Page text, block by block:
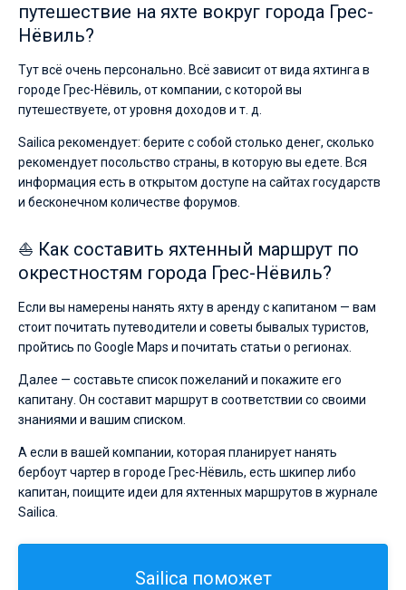
путешествие на яхте вокруг города Грес-
Нёвиль?
Тут всё очень персонально. Всё зависит от вида яхтинга в
городе Грес-Нёвиль, от компании, с которой вы
путешествуете, от уровня доходов и т. д.
Sailica рекомендует: берите с собой столько денег, сколько
рекомендует посольство страны, в которую вы едете. Вся
информация есть в открытом доступе на сайтах государств
и бесконечном количестве форумов.
⛵ Как составить яхтенный маршрут по
окрестностям города Грес-Нёвиль?
Если вы намерены нанять яхту в аренду с капитаном — вам
стоит почитать путеводители и советы бывалых туристов,
пройтись по Google Maps и почитать статьи о регионах.
Далее — составьте список пожеланий и покажите его
капитану. Он составит маршрут в соответствии со своими
знаниями и вашим списком.
А если в вашей компании, которая планирует нанять
бербоут чартер в городе Грес-Нёвиль, есть шкипер либо
капитан, поищите идеи для яхтенных маршрутов в журнале
Sailica.
Sailica поможет